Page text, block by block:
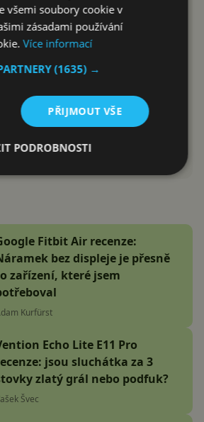
Fitbit Air recenze:
bez displeje je přesně
zařízení, které jsem
Kurfürst
Echo Lite E11 Pro
jsou sluchátka za 3
zlatý grál nebo podfuk?
Švec
všemi soubory cookie v
zásadami používání
Více informací
(1635) →
PŘIJMOUT VŠE
PODROBNOSTI